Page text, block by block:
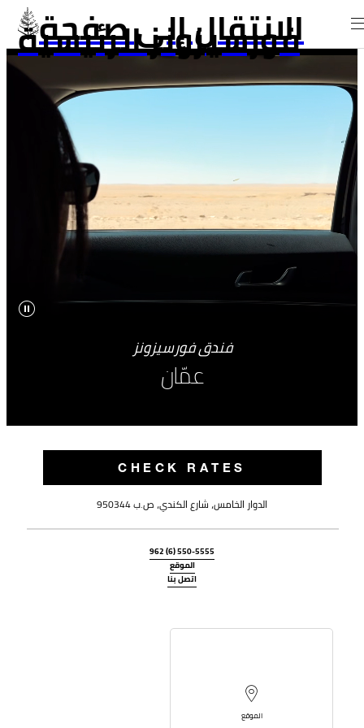
الانتقال إلى صفحة
فورسيزونز الرئيسية
فندق فورسيزونز
عمّان
CHECK RATES
الدوار الخامس، شارع الكندي، ص.ب 950344
962 (6) 550-5555
الموقع
اتصل بنا
الموقع